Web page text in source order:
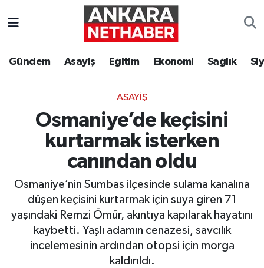
Gündem Asayiş Eğitim Ekonomi Sağlık
ASAYIŞ
Osmaniye’de keçisini
kurtarmak isterken
canından oldu
Osmaniye’nin Sumbas ilçesinde sulama kanalına
düşen keçisini kurtarmak için suya giren 71
yaşındaki Remzi Ömür, akıntıya kapılarak hayatını
kaybetti. Yaşlı adamın cenazesi, savcılık
incelemesinin ardından otopsi için morga
kaldırıldı.
Ekonomi
Gündem
Kim Kimdir Nereli
Resmi İlanlar
Ankara Hava Durumu
Süper Lig Puan Durumu ve Fikstür
Tüm Manşetler
Son Dakika Haberleri
Haber Arşivi